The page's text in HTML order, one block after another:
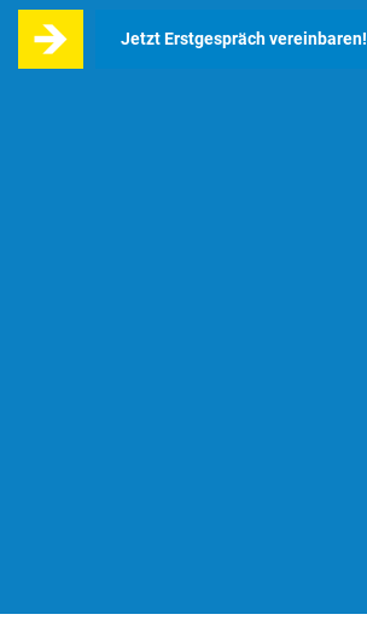
Jetzt Erstgespräch vereinbaren!